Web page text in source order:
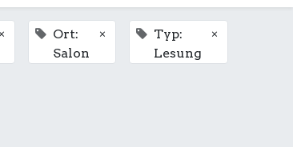
×
Ort:
Salon
×
Typ:
Lesung
×